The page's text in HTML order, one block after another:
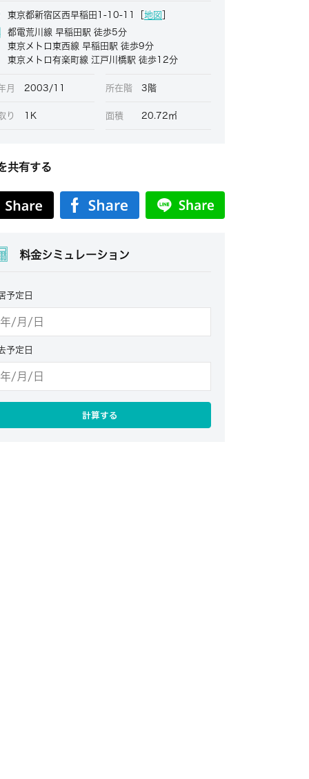
東京都新宿区西早稲田1-10-11［ 地図
都電荒川線 早稲田駅 徒歩5分
東京メトロ東西線 早稲田駅 徒歩9分
東京メトロ有楽町線 江戸川橋駅 徒歩12分
月 2003/11 所在階 3階
り 1K 面積 20.72㎡
共有する
料金シミュレーション
予定日
予定日
計算する